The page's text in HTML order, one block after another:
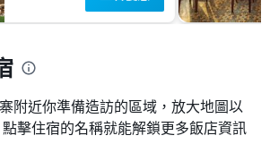
附近你準備造訪的區域，放大地圖以
擊住宿的名稱就能解鎖更多飯店資訊